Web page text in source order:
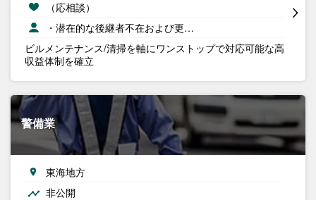
（応相談）
・潜在的な後継者不在および更…
ビルメンテナンス/清掃を軸にワンストップで対応可能な高
収益体制を確立
警備業
東海地方
非公開